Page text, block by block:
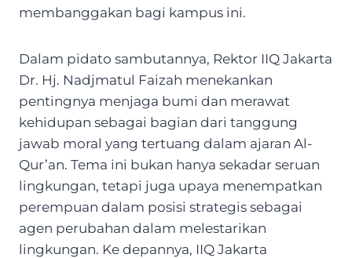
membanggakan bagi kampus ini.
Dalam pidato sambutannya, Rektor IIQ Jakarta
Dr. Hj. Nadjmatul Faizah menekankan
pentingnya menjaga bumi dan merawat
kehidupan sebagai bagian dari tanggung
jawab moral yang tertuang dalam ajaran Al-
Qur’an. Tema ini bukan hanya sekadar seruan
lingkungan, tetapi juga upaya menempatkan
perempuan dalam posisi strategis sebagai
agen perubahan dalam melestarikan
lingkungan. Ke depannya, IIQ Jakarta